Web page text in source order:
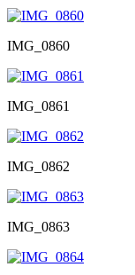
IMG_0860
IMG_0861
IMG_0862
IMG_0863